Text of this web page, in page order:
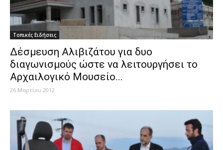
Τοπικές Ειδήσεις
Δέσμευση Αλιβιζάτου για δυο
διαγωνισμούς ώστε να λειτουργήσει το
Αρχαιλογικό Μουσείο...
26 Μαρτίου 2012